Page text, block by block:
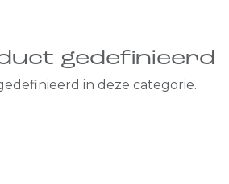
gedefinieerd
in deze categorie.